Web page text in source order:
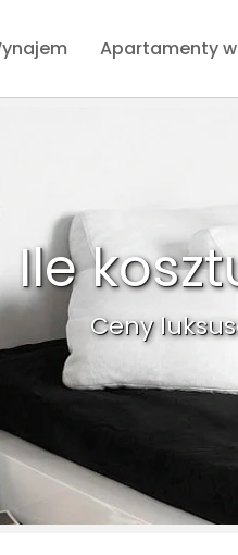
Apartamenty
Ile
Ceny